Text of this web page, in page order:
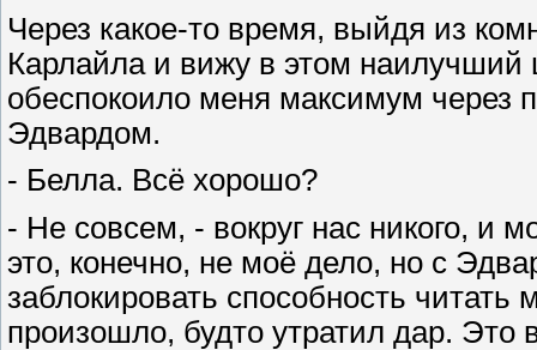
Через какое-то время, выйдя из
Карлайла и вижу в этом наилучший
обеспокоило меня максимум через
Эдвардом.
- Белла. Всё хорошо?
- Не совсем, - вокруг нас никого, и
это, конечно, не моё дело, но с
заблокировать способность
произошло, будто утратил дар. Это